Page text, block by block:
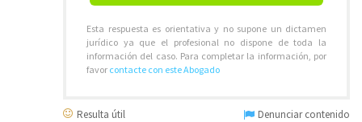
Esta respuesta es orientativa y no supone un dictamen
jurídico ya que el profesional no dispone de toda la
información del caso. Para completar la información, por
favor contacte con este Abogado
Resulta útil Denunciar contenido